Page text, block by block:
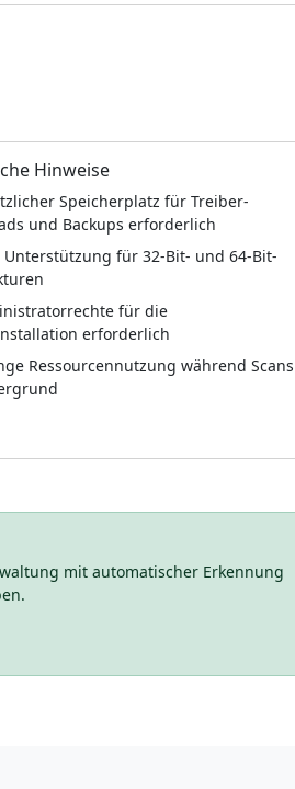
Hinweise
Speicherplatz für Treiber-
und Backups erforderlich
Unterstützung für 32-Bit- und 64-Bit-
für die
erforderlich
Ressourcennutzung während Scans
mit automatischer Erkennung